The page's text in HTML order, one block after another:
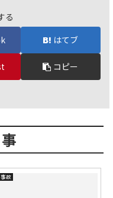
る
はてブ
コピー
故